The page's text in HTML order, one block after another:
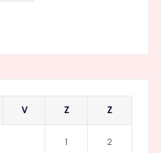
V Z Z
1 2